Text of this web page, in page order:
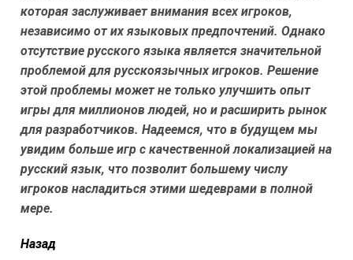
которая заслуживает внимания всех игроков,
независимо от их языковых предпочтений. Однако
отсутствие русского языка является значительной
проблемой для русскоязычных игроков. Решение
этой проблемы может не только улучшить опыт
игры для миллионов людей, но и расширить рынок
для разработчиков. Надеемся, что в будущем мы
увидим больше игр с качественной локализацией на
русский язык, что позволит большему числу
игроков насладиться этими шедеврами в полной
мере.
читать
Назад